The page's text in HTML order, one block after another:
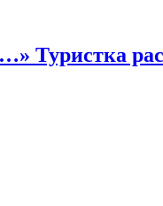
Туристка